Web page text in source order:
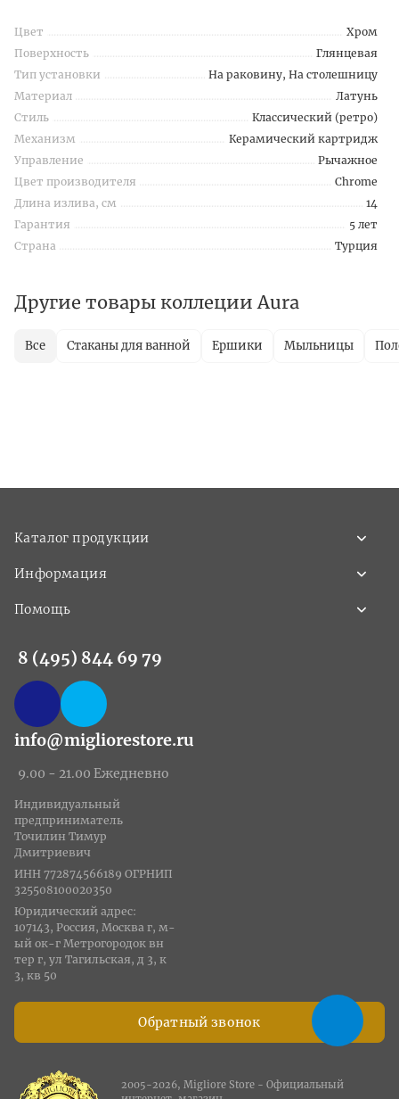
Цвет
Хром
Поверхность
Глянцевая
Тип установки
На раковину, На столешницу
Материал
Латунь
Стиль
Классический (ретро)
Механизм
Керамический картридж
Управление
Рычажное
Цвет производителя
Chrome
Длина излива, см
14
Гарантия
5 лет
Страна
Турция
Другие товары коллеции Aura
Все Стаканы для ванной Ершики Мыльницы
Каталог продукции
Информация
Помощь
8 (495) 844 69 79
info@migliorestore.ru
9.00 - 21.00 Ежедневно
Обратный звонок
Индивидуальный
предприниматель
Точилин Тимур
Дмитриевич
ИНН 772874566189 ОГРНИП
325508100020350
Юридический адрес:
107143, Россия, Москва г, м-
ый ок-г Метрогородок вн
тер г, ул Тагильская, д 3, к
3, кв 50
2005-2026, Migliore Store - Официальный